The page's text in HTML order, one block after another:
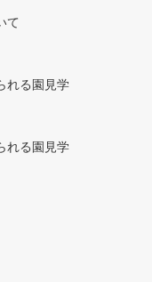
て
れる園見学
れる園見学